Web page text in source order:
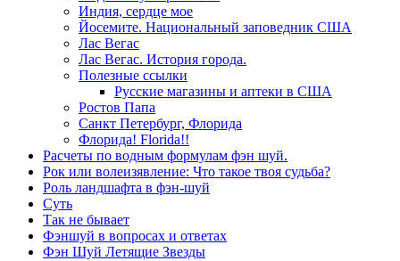
Индия, сердце мое
Йосемите. Национальный заповедник США
Лас Вегас
Лас Вегас. История города.
Полезные ссылки
Русские магазины и аптеки в США
Ростов Папа
Санкт Петербург, Флорида
Флорида! Florida!!
Расчеты по водным формулам фэн шуй.
Рок или волеизявление: Что такое твоя судьба?
Роль ландшафта в фэн-шуй
Суть
Так не бывает
Фэншуй в вопросах и ответах
Фэн Шуй Летящие Звезды